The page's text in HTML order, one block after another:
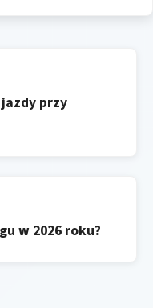
przy
w 2026 roku?